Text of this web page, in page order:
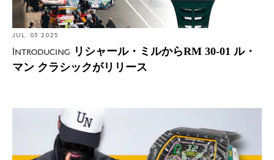
JUL. 03 2025
Introducing リシャール・ミルからRM 30-01 ル・
マン クラシックがリリース
Introducing: NBAのスーパースター、レブロン・ジェーム
ズがリシャール・ミル RM 65-01 オートマティック スプ
リットセコンド クロノグラフの新作を発表